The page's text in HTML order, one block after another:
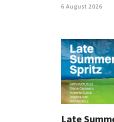
6 August 2026
Late